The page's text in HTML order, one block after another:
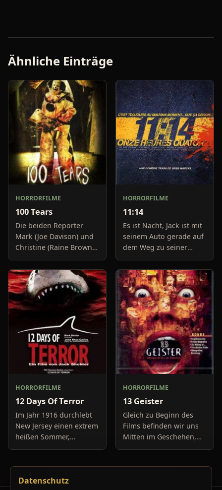
Ähnliche Einträge
HORRORFILME
100 Tears
Die beiden Reporter
Mark (Joe Davison) und
Christine (Raine Brown)
haben keine Lust mehr
auf belanglose
Boulevard-Meldungen
und befassen sich
neuerdings mit Se
HORRORFILME
11:14
Es ist Nacht, Jack ist mit
seinem Auto gerade auf
dem Weg zu seiner
Freundin, um diese
abzuholen. Die Uhr im
Auto springt auf 11:14h,
genau in dem Moment
fäll
HORRORFILME
12 Days Of Terror
Im Jahr 1916 durchlebt
New Jersey einen extrem
heißen Sommer,
während in Europa der
Bewohner eines kleinen
Küstenortes leiden sehr
HORRORFILME
13 Geister
Gleich zu Beginn des
Films befinden wir uns
Mitten im Geschehen,
eine Gruppe von Leuten
Cyrus Kriticus und
Datenschutz